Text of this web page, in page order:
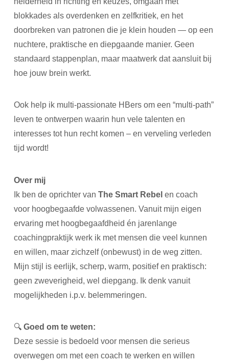
blokkades als overdenken en zelfkritiek, en het
doorbreken van patronen die je klein houden — op een
nuchtere, praktische en diepgaande manier. Geen
standaard stappenplan, maar maatwerk dat aansluit bij
hoe jouw brein werkt.
Ook help ik multi-passionate HBers om een “multi-path”
leven te ontwerpen waarin hun vele talenten en
interesses tot hun recht komen – en verveling verleden
tijd wordt!
Over mij
Ik ben de oprichter van The Smart Rebel en coach
voor hoogbegaafde volwassenen. Vanuit mijn eigen
ervaring met hoogbegaafdheid én jarenlange
coachingpraktijk werk ik met mensen die veel kunnen
en willen, maar zichzelf (onbewust) in de weg zitten.
Mijn stijl is eerlijk, scherp, warm, positief en praktisch:
geen zweverigheid, wel diepgang. Ik denk vanuit
mogelijkheden i.p.v. belemmeringen.
🔍 Goed om te weten:
Deze sessie is bedoeld voor mensen die serieus
overwegen om met een coach te werken en willen